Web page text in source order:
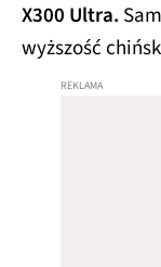
X300 Ultra.
wyższość